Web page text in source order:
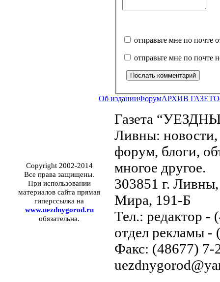
отправьте мне по почте
отправьте мне по почте
Об изданииФорумАРХИВ ГАЗЕТ
Copyright 2002-2014
Все права защищены.
При использовании
материалов сайта прямая
гиперссылка на
www.uezdnygorod.ru
обязательна.
Газета
Ливны: новости,
форум, блоги,
многое другое.
303851 г.
Мира, 191-Б
Тел.: редактор -
отдел рекламы -
Факс: (48677) 7-